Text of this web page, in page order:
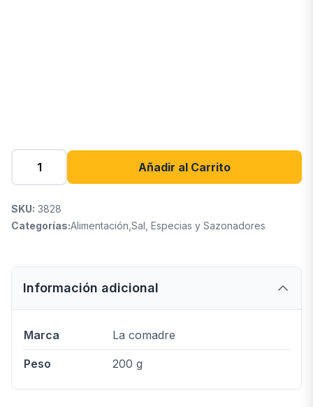
Añadir al Carrito
SKU: 3828
Categorías:Alimentación Sal, Especias y Sazonadores
Información adicional
Marca La comadre
Peso 200 g